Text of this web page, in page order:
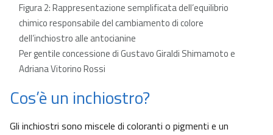
Figura 2: Rappresentazione semplificata dell’equilibrio
chimico responsabile del cambiamento di colore
dell’inchiostro alle antocianine
Per gentile concessione di Gustavo Giraldi Shimamoto e
Adriana Vitorino Rossi
Cos’è un inchiostro?
Gli inchiostri sono miscele di coloranti o pigmenti e un